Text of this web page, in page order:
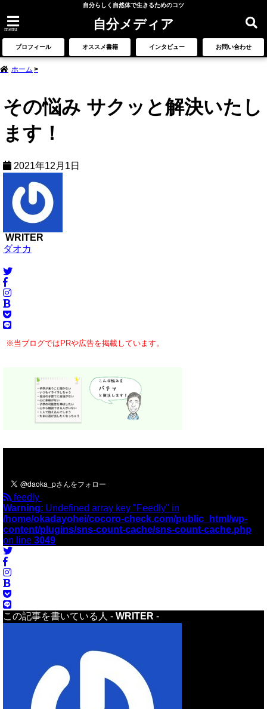
自分らしく自然体で生きるためのコツ
menu 自分メディア
プロフィール オススメ書籍 インタビュー お問い合わせ
ホーム
その悩み サクッと解決いたし
ます！
2021年12月1日
WRITER
ダオカ
※当ブログではPRや広告を掲載しています。
feedly
Warning: Undefined array key "Feedly" in
/home/okadayohei/cocoro-check.com/public_html/wp-
content/plugins/sns-count-cache/sns-count-cache.php
on line 3049
この記事を書いている人 - WRITER -